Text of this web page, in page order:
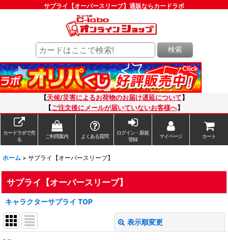
サプライ【オーバースリーブ】通販ならカードラボ
検索
【天候/災害によるお荷物のお届け遅延について 】
【ご注文後にメールが届いていないお客様へ】
カードラボで売
る
ご利用案内 よくある質問
ログイン・新規
登録
マイページ カート
ホーム > サプライ【オーバースリーブ】
サプライ【オーバースリーブ】
キャラクターサプライ TOP
表示順変更